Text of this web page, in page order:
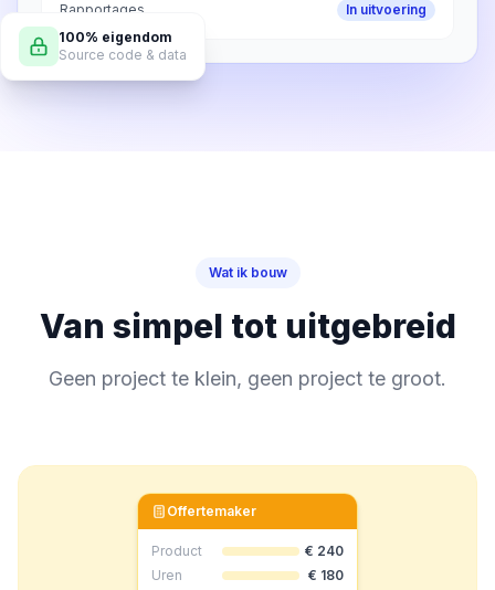
Rapportages
In uitvoering
100% eigendom
Source code & data
Wat ik bouw
Van simpel tot uitgebreid
Geen project te klein, geen project te groot.
Offertemaker
Product
€ 240
Uren
€ 180